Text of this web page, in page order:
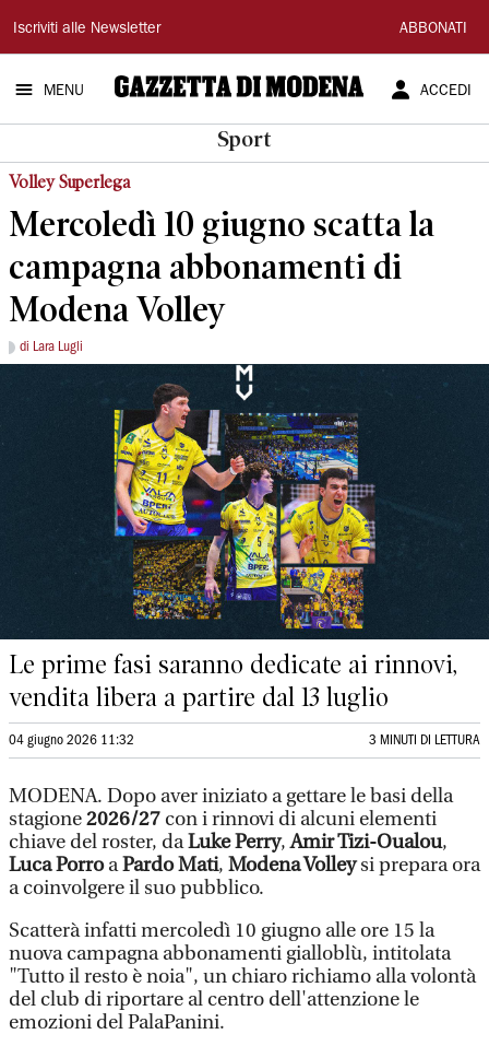
Gazzetta
di
Modena
Iscriviti alle Newsletter ABBONATI
MENU ACCEDI
Sport
Volley Superlega
Mercoledì 10 giugno scatta la
campagna abbonamenti di
Modena Volley
di Lara Lugli
Le prime fasi saranno dedicate ai rinnovi,
vendita libera a partire dal 13 luglio
04 giugno 2026 11:32 3 MINUTI DI LETTURA
MODENA. Dopo aver iniziato a gettare le basi della
stagione2026/27 con i rinnovi di alcuni elementi
chiave del roster, daLuke Perry,Amir Tizi-Oualou,
Luca PorroaPardo Mati, Modena Volleysi prepara ora
a coinvolgere il suo pubblico.
Scatterà infatti mercoledì 10 giugno alle ore 15 la
nuova campagna abbonamenti gialloblù, intitolata
"Tutto il resto è noia", un chiaro richiamo alla volontà
del club di riportare al centro dell'attenzione le
emozioni del PalaPanini.